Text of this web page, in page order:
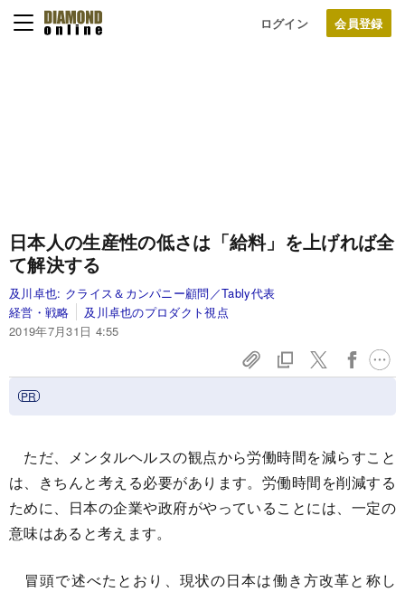
ログイン
日本人の生産性の低さは「給料」を上げれば全
て解決する
及川卓也: クライス＆カンパニー顧問／Tably代表
経営・戦略
及川卓也のプロダクト視点
2019年7月31日 4:55
ただ、メンタルヘルスの観点から労働時間を減らすこと
は、きちんと考える必要があります。労働時間を削減する
ために、日本の企業や政府がやっていることには、一定の
意味はあると考えます。
冒頭で述べたとおり、現状の日本は働き方改革と称し